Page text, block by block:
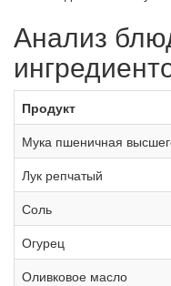
Анализ
Продукт
Мука пшеничная
Лук репчатый
Соль
Огурец
Оливковое масло